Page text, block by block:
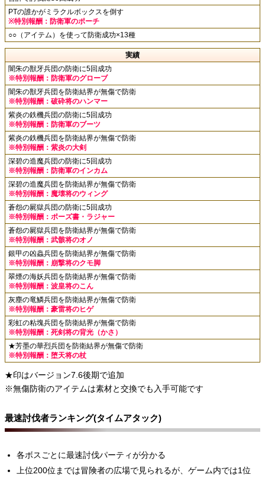
PTの誰かがミラクルボックスを倒す
※特別報酬：防衛軍のポーチ
○○（アイテム）を使って防衛成功×13種
実績
闇朱の獣牙兵団の防衛に5回成功
※特別報酬：防衛軍のグローブ
闇朱の獣牙兵団を防衛結界が無傷で防衛
※特別報酬：破砕将のハンマー
紫炎の鉄機兵団の防衛に5回成功
※特別報酬：防衛軍のブーツ
紫炎の鉄機兵団を防衛結界が無傷で防衛
※特別報酬：紫炎の大剣
深碧の造魔兵団の防衛に5回成功
※特別報酬：防衛軍のインカム
深碧の造魔兵団を防衛結界が無傷で防衛
※特別報酬：魔壊将のウィング
蒼怨の屍獄兵団の防衛に5回成功
※特別報酬：ポーズ書・ラジャー
蒼怨の屍獄兵団を防衛結界が無傷で防衛
※特別報酬：武骸将のオノ
銀甲の凶蟲兵団を防衛結界が無傷で防衛
※特別報酬：崩撃将のクモ脚
翠煙の海妖兵団を防衛結界が無傷で防衛
※特別報酬：波皇将のこん
灰塵の竜鱗兵団を防衛結界が無傷で防衛
※特別報酬：豪雷将のヒゲ
彩虹の粘塊兵団を防衛結界が無傷で防衛
※特別報酬：死剣将の背光（かさ）
★芳墨の華烈兵団を防衛結界が無傷で防衛
※特別報酬：堕天将の杖
★印はバージョン7.6後期で追加
※無傷防衛のアイテムは素材と交換でも入手可能です
最速討伐者ランキング(タイムアタック)
各ボスごとに最速討伐パーティが分かる
上位200位までは冒険者の広場で見られるが、ゲーム内では1位